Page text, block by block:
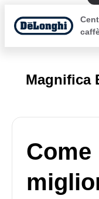
Magnifica
Come